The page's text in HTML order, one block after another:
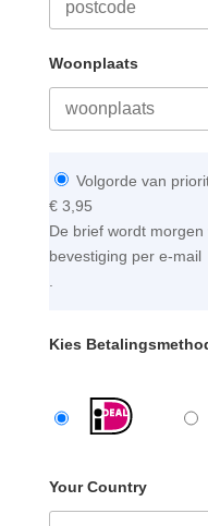
Woonplaats
Volgorde van
€ 3,95
De brief wordt
bevestiging per e-mail
.
Kies
Your Country